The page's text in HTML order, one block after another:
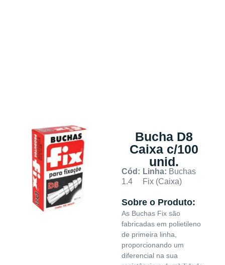
Bucha D8
Caixa c/100
unid.
Cód:
1.4
Linha: Buchas
Fix (Caixa)
Sobre o Produto:
As Buchas Fix são
fabricadas em polietileno
de primeira linha,
proporcionando um
diferencial na sua